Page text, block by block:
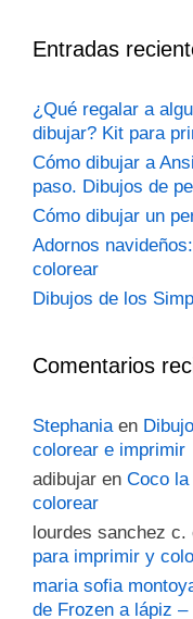
Entradas
¿Qué regalar a
dibujar? Kit para
Cómo dibujar a
paso. Dibujos de
Cómo dibujar un
Adornos
colorear
Dibujos de los
Comentarios
Stephaniaen
colorear e imprimir
adibujar en Coco
colorear
lourdes sanchez c.
para imprimir y
maria sofia
de Frozen a lápiz